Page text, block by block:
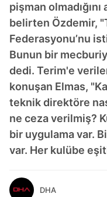
pişman olmadığını
belirten Özdemir,
Federasyonu’nu
Bunun bir
dedi. Terim'e
konuşan Elmas,
teknik direktöre
ne ceza verilmiş?
bir uygulama var.
var. Her kulübe
DHA